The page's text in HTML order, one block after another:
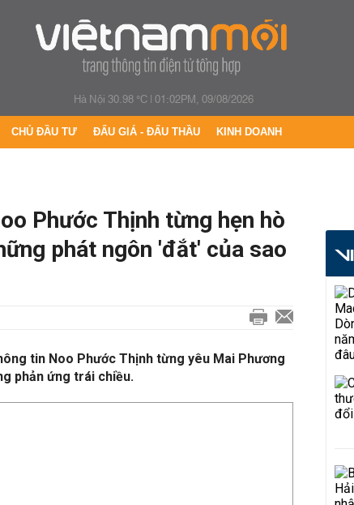
Hà Nội 30.98 °C|01:02PM, 09/08/2026
CHỦ ĐẦU TƯ ĐẤU GIÁ - ĐẤU THẦU KINH DOANH
Phước Thịnh từng hẹn hò
phát ngôn 'đắt' của sao
tin Noo Phước Thịnh từng yêu Mai Phương
phản ứng trái chiều.